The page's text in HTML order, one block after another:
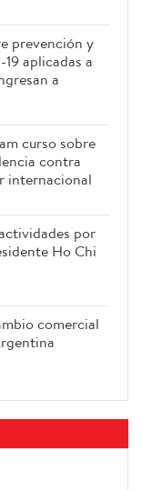
prevención y
aplicadas a
a
curso sobre
contra
internacional
por
Ho Chi
comercial